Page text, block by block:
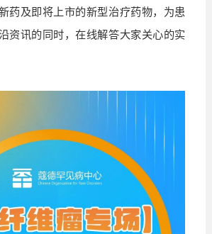
药及即将上市的新型治疗药物，为患
资讯的同时，在线解答大家关心的实